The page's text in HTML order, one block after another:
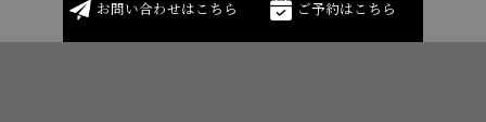
お問い合わせはこちら ご予約はこちら
© 2026 北海道岩見沢のネイルならLaule'a ALL RIGHTS RESERVED.